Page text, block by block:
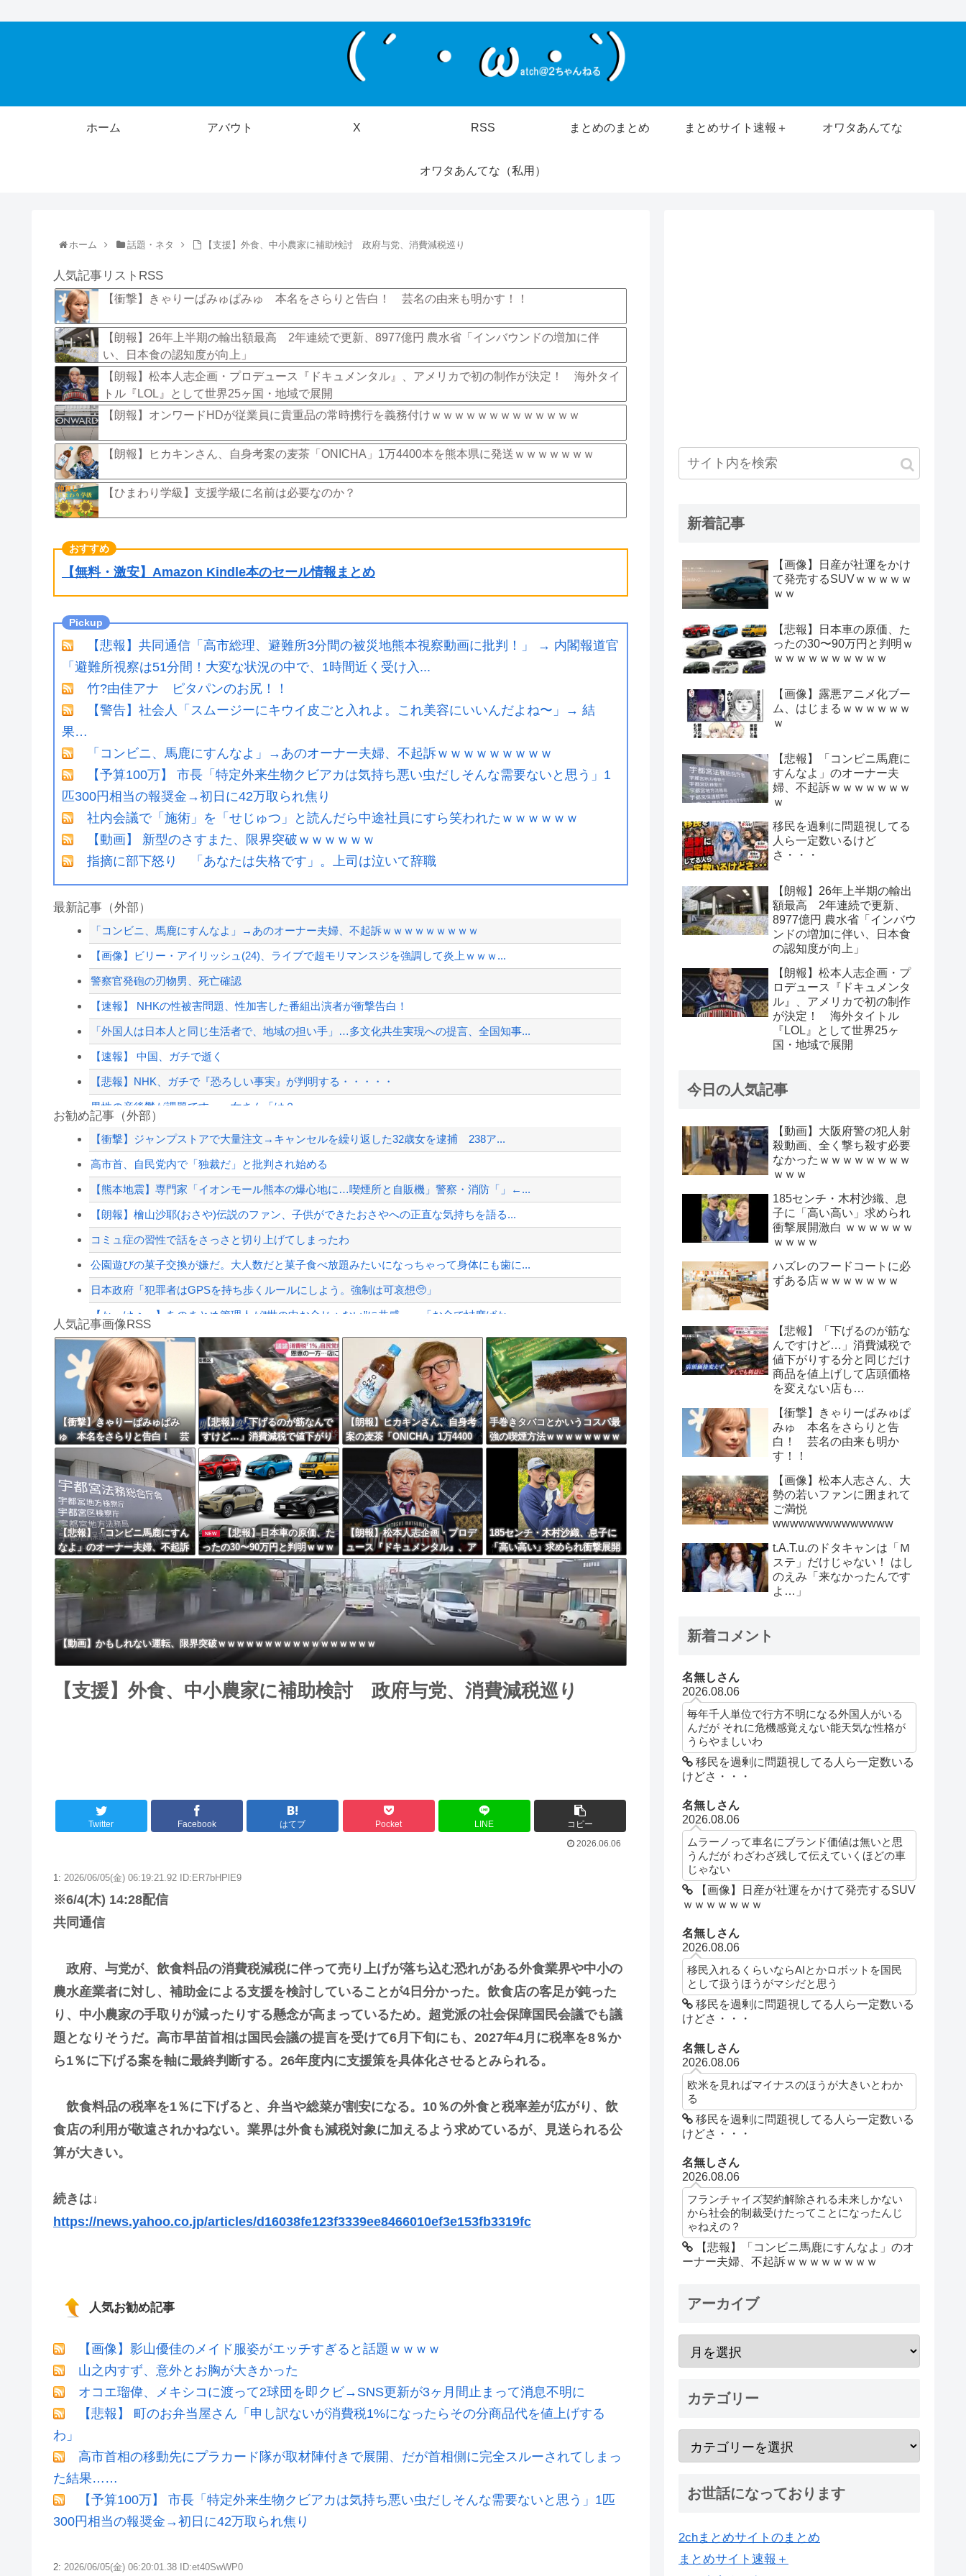
ホーム アバウト X RSS まとめのまとめ まとめサイト速報＋ オワタあんてな
オワタあんてな（私用）
ホーム 話題・ネタ 【支援】外食、中小農家に補助検討 政府与党、消費減税巡り
人気記事リストRSS
【衝撃】きゃりーぱみゅぱみゅ 本名をさらりと告白！ 芸名の由来も明かす！！
【朗報】26年上半期の輸出額最高 2年連続で更新、8977億円 農水省「インバウンドの増加に伴
い、日本食の認知度が向上」
【朗報】松本人志企画・プロデュース『ドキュメンタル』、アメリカで初の制作が決定！ 海外タイ
トル『LOL』として世界25ヶ国・地域で展開
【朗報】オンワードHDが従業員に貴重品の常時携行を義務付けｗｗｗｗｗｗｗｗｗｗｗｗｗ
【朗報】ヒカキンさん、自身考案の麦茶「ONICHA」1万4400本を熊本県に発送ｗｗｗｗｗｗｗ
【ひまわり学級】支援学級に名前は必要なのか？
【無料・激安】Amazon Kindle本のセール情報まとめ
【悲報】共同通信「高市総理、避難所3分間の被災地熊本視察動画に批判！」 → 内閣報道官
「避難所視察は51分間！大変な状況の中で、1時間近く受け入...
竹?由佳アナ ピタパンのお尻！！
【警告】社会人「スムージーにキウイ皮ごと入れよ。これ美容にいいんだよね〜」→ 結
果…
「コンビニ、馬鹿にすんなよ」→あのオーナー夫婦、不起訴ｗｗｗｗｗｗｗｗｗ
【予算100万】 市長「特定外来生物クビアカは気持ち悪い虫だしそんな需要ないと思う」1
匹300円相当の報奨金→初日に42万取られ焦り
社内会議で「施術」を「せじゅつ」と読んだら中途社員にすら笑われたｗｗｗｗｗｗ
【動画】 新型のさすまた、限界突破ｗｗｗｗｗｗ
指摘に部下怒り 「あなたは失格です」。上司は泣いて辞職
最新記事（外部）
「コンビニ、馬鹿にすんなよ」→あのオーナー夫婦、不起訴ｗｗｗｗｗｗｗｗｗ
【画像】ビリー・アイリッシュ(24)、ライブで超モリマンスジを強調して炎上ｗｗｗ...
警察官発砲の刃物男、死亡確認
【速報】 NHKの性被害問題、性加害した番組出演者が衝撃告白！
「外国人は日本人と同じ生活者で、地域の担い手」…多文化共生実現への提言、全国知事...
【速報】 中国、ガチで逝く
【悲報】NHK、ガチで『恐ろしい事実』が判明する・・・・・
男性の産後鬱が課題です。←女さん「は？」
高市政権「減税します」→財源「これから考えます」
【画像あり】えっ、ワイ氏の「貯金」・・・多すぎ・・・？
角栓ニュルッ、歯茎グラグラ… 「気持ち悪いネット広告」への苦情が急増
高市政権「減税します」→財源「これから考えます」
【配信者】「金バエ」のSNS更新が1週間途絶え、様々な憶測が飛び交う。1週間ぶり...
【緊急速報】NYで警官が黒人男性の首を絞め、暴動第二波不可避へ
Powered by livedoor 相互RSS
お勧め記事（外部）
【衝撃】ジャンプストアで大量注文→キャンセルを繰り返した32歳女を逮捕 238ア...
高市首、自民党内で「独裁だ」と批判され始める
【熊本地震】専門家「イオンモール熊本の爆心地に…喫煙所と自販機」警察・消防「」←...
【朗報】檜山沙耶(おさや)伝説のファン、子供ができたおさやへの正直な気持ちを語る...
コミュ症の習性で話をさっさと切り上げてしまったわ
公園遊びの菓子交換が嫌だ。大人数だと菓子食べ放題みたいになっちゃって身体にも歯に...
日本政府「犯罪者はGPSを持ち歩くルールにしよう。強制は可哀想🥺」
【かっけぇ…】あのまとめ管理人が“世の中お金じゃない”に共感‥‥「お金で忖度ばか...
【動画】名古屋栄で不良外人が警察官を突き飛ばす。逮捕しろやｗｗｗ
勇者♀「仲間に支払うはずのお金で新しい装備買っちゃったから>>3する」
8/4のニュース
日本旅行キャンセルすべきか…1万年ぶり史上最大級の火山の兆し＝韓国の反応
更新中止のお知らせ
海外「おめでとうタキ！」リヴァプール南野がバースデーゴール！！
Powered by livedoor 相互RSS
人気記事画像RSS
【衝撃】きゃりーぱみゅぱみ
ゅ 本名をさらりと告白！ 芸
名の由来も明かす！！
【悲報】「下げるのが筋なんで
すけど…」消費減税で値下がり
する分と同じだけ商品を値上げ
して店頭価格を変えない店も…
【朗報】ヒカキンさん、自身考
案の麦茶「ONICHA」1万4400
本を熊本県に発送ｗｗｗｗｗｗ
手巻きタバコとかいうコスパ最
強の喫煙方法ｗｗｗｗｗｗｗｗ
ｗｗｗｗｗ
【悲報】「コンビニ馬鹿にすん
なよ」のオーナー夫婦、不起訴
ｗｗｗｗｗｗｗｗ
NEW
【悲報】日本車の原価、た
ったの30〜90万円と判明ｗｗｗ
ｗｗｗｗｗｗｗｗ
【朗報】松本人志企画・プロデ
ュース『ドキュメンタル』、ア
メリカで初の制作が決定！ 海
外タイトル『LOL』として世界
25ヶ国・地域で展開
185センチ・木村沙織、息子に
「高い高い」求められ衝撃展開
激白 ｗｗｗｗｗｗｗｗｗｗ
【動画】かもしれない運転、限界突破ｗｗｗｗｗｗｗｗｗｗｗｗｗｗｗｗｗ
【支援】外食、中小農家に補助検討 政府与党、消費減税巡り
Twitter Facebook はてブ Pocket LINE
コピー
2026.06.06
1: 2026/06/05(金) 06:19:21.92 ID:ER7bHPlE9
※6/4(木) 14:28配信
共同通信
政府、与党が、飲食料品の消費税減税に伴って売り上げが落ち込む恐れがある外食業界や中小の
農水産業者に対し、補助金による支援を検討していることが4日分かった。飲食店の客足が鈍った
り、中小農家の手取りが減ったりする懸念が高まっているため。超党派の社会保障国民会議でも議
題となりそうだ。高市早苗首相は国民会議の提言を受けて6月下旬にも、2027年4月に税率を8％か
ら1％に下げる案を軸に最終判断する。26年度内に支援策を具体化させるとみられる。
飲食料品の税率を1％に下げると、弁当や総菜が割安になる。10％の外食と税率差が広がり、飲
食店の利用が敬遠されかねない。業界は外食も減税対象に加えるよう求めているが、見送られる公
算が大きい。
続きは↓
https://news.yahoo.co.jp/articles/d16038fe123f3339ee8466010ef3e153fb3319fc
人気お勧め記事
【画像】影山優佳のメイド服姿がエッチすぎると話題ｗｗｗｗ
山之内すず、意外とお胸が大きかった
オコエ瑠偉、メキシコに渡って2球団を即クビ→SNS更新が3ヶ月間止まって消息不明に
【悲報】 町のお弁当屋さん「申し訳ないが消費税1%になったらその分商品代を値上げする
わ」
高市首相の移動先にプラカード隊が取材陣付きで展開、だが首相側に完全スルーされてしまっ
た結果……
【予算100万】 市長「特定外来生物クビアカは気持ち悪い虫だしそんな需要ないと思う」1匹
300円相当の報奨金→初日に42万取られ焦り
2: 2026/06/05(金) 06:20:01.38 ID:et40SwWP0
新着記事
【画像】日産が社運をかけ
て発売するSUVｗｗｗｗｗ
ｗｗ
【悲報】日本車の原価、た
ったの30〜90万円と判明ｗ
ｗｗｗｗｗｗｗｗｗｗ
【画像】露悪アニメ化ブー
ム、はじまるｗｗｗｗｗｗ
ｗ
【悲報】「コンビニ馬鹿に
すんなよ」のオーナー夫
婦、不起訴ｗｗｗｗｗｗｗ
ｗ
移民を過剰に問題視してる
人ら一定数いるけど
さ・・・
【朗報】26年上半期の輸出
額最高 2年連続で更新、
8977億円 農水省「インバウ
ンドの増加に伴い、日本食
の認知度が向上」
【朗報】松本人志企画・プ
ロデュース『ドキュメンタ
ル』、アメリカで初の制作
が決定！ 海外タイトル
『LOL』として世界25ヶ
国・地域で展開
今日の人気記事
【動画】大阪府警の犯人射
殺動画、全く撃ち殺す必要
なかったｗｗｗｗｗｗｗｗ
ｗｗｗ
185センチ・木村沙織、息
子に「高い高い」求められ
衝撃展開激白 ｗｗｗｗｗｗ
ｗｗｗｗ
ハズレのフードコートに必
ずある店ｗｗｗｗｗｗｗ
【悲報】「下げるのが筋な
んですけど…」消費減税で
値下がりする分と同じだけ
商品を値上げして店頭価格
を変えない店も…
【衝撃】きゃりーぱみゅぱ
みゅ 本名をさらりと告
白！ 芸名の由来も明か
す！！
【画像】松本人志さん、大
勢の若いファンに囲まれて
ご満悦
wwwwwwwwwwwwww
t.A.T.u.のドタキャンは「Ｍ
ステ」だけじゃない！ はし
のえみ「来なかったんです
よ…」
新着コメント
名無しさん
2026.08.06
毎年千人単位で行方不明になる外国人がいる
んだが それに危機感覚えない能天気な性格が
うらやましいわ
移民を過剰に問題視してる人ら一定数いる
けどさ・・・
名無しさん
2026.08.06
ムラーノって車名にブランド価値は無いと思
うんだが わざわざ残して伝えていくほどの車
じゃない
【画像】日産が社運をかけて発売するSUV
ｗｗｗｗｗｗｗ
名無しさん
2026.08.06
移民入れるくらいならAIとかロボットを国民
として扱うほうがマシだと思う
移民を過剰に問題視してる人ら一定数いる
けどさ・・・
名無しさん
2026.08.06
欧米を見ればマイナスのほうが大きいとわか
る
移民を過剰に問題視してる人ら一定数いる
けどさ・・・
名無しさん
2026.08.06
フランチャイズ契約解除される未来しかない
から社会的制裁受けたってことになったんじ
ゃねえの？
【悲報】「コンビニ馬鹿にすんなよ」のオ
ーナー夫婦、不起訴ｗｗｗｗｗｗｗｗ
アーカイブ
カテゴリー
お世話になっております
2chまとめサイトのまとめ
まとめサイト速報＋